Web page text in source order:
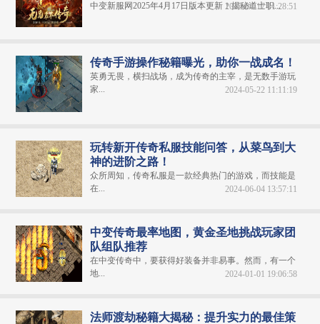
中变新服网2025年4月17日版本更新！揭秘道士职...
2025-04-17 11:28:51
传奇手游操作秘籍曝光，助你一战成名！
英勇无畏，横扫战场，成为传奇的主宰，是无数手游玩
家...
2024-05-22 11:11:19
玩转新开传奇私服技能问答，从菜鸟到大
神的进阶之路！
众所周知，传奇私服是一款经典热门的游戏，而技能是
在...
2024-06-04 13:57:11
中变传奇最率地图，黄金圣地挑战玩家团
队组队推荐
在中变传奇中，要获得好装备并非易事。然而，有一个
地...
2024-01-01 19:06:58
法师渡劫秘籍大揭秘：提升实力的最佳策